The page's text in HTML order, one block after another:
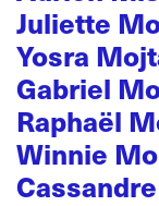
Juliette
Yosra
Gabriel
Raphaël
Winnie